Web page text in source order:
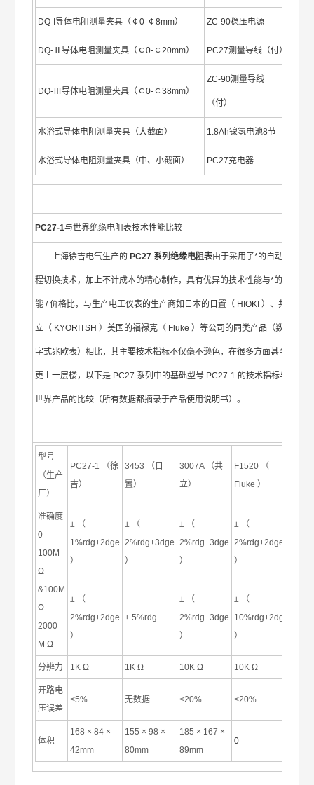
DQ-I导体电阻测量夹具（￠0-￠8mm） ZC-90稳压电源
DQ-Ⅱ导体电阻测量夹具（￠0-￠20mm） PC27测量导线（付）
DQ-Ⅲ导体电阻测量夹具（￠0-￠38mm）
ZC-90测量导线
（付）
水浴式导体电阻测量夹具（大截面） 1.8Ah镍氢电池8节
水浴式导体电阻测量夹具（中、小截面） PC27充电器
PC27-1与世界绝缘电阻表技术性能比较
上海徐吉电气生产的 PC27 系列绝缘电阻表由于采用了*的自动量
程切换技术，加上不计成本的精心制作，具有优异的技术性能与*的性
能 / 价格比，与生产电工仪表的生产商如日本的日置（ HIOKI ）、共
立（ KYORITSH ）美国的福禄克（ Fluke ）等公司的同类产品（数
字式兆欧表）相比，其主要技术指标不仅毫不逊色，在很多方面甚至
更上一层楼，以下是 PC27 系列中的基础型号 PC27-1 的技术指标与
世界产品的比较（所有数据都摘录于产品使用说明书）。
型号
（生产
厂）
PC27-1 （徐
吉）
3453 （日
置）
3007A （共
立）
F1520 （
Fluke ）
准确度
0—
100M
Ω
&100M
Ω —
2000
M Ω
± （
1%rdg+2dge
）
± （
2%rdg+3dge
）
± （
2%rdg+3dge
）
± （
2%rdg+2dge
）
± （
2%rdg+2dge
）
± 5%rdg
± （
2%rdg+3dge
）
± （
10%rdg+2dge
）
分辨力 1K Ω 1K Ω 10K Ω 10K Ω
开路电
压误差
<5% 无数据 <20% <20%
体积
168 × 84 ×
42mm
155 × 98 ×
80mm
185 × 167 ×
89mm
0